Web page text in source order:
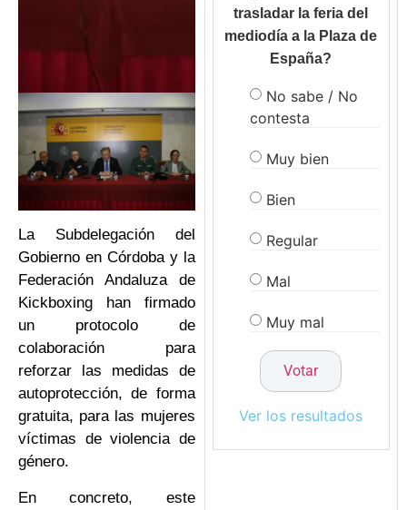
La Subdelegación del
Gobierno en Córdoba y la
Federación Andaluza de
Kickboxing han firmado
un protocolo de
colaboración para
reforzar las medidas de
autoprotección, de forma
gratuita, para las mujeres
víctimas de violencia de
género.
En concreto, este
trasladar la feria del
mediodía a la Plaza de
España?
No sabe / No
contesta
Muy bien
Bien
Regular
Mal
Muy mal
Ver los resultados